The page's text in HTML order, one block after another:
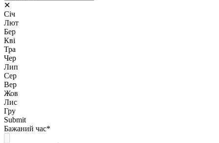
✕
Січ
Лют
Бер
Кві
Тра
Чер
Лип
Сер
Вер
Жов
Лис
Гру
Submit
Бажаний час*